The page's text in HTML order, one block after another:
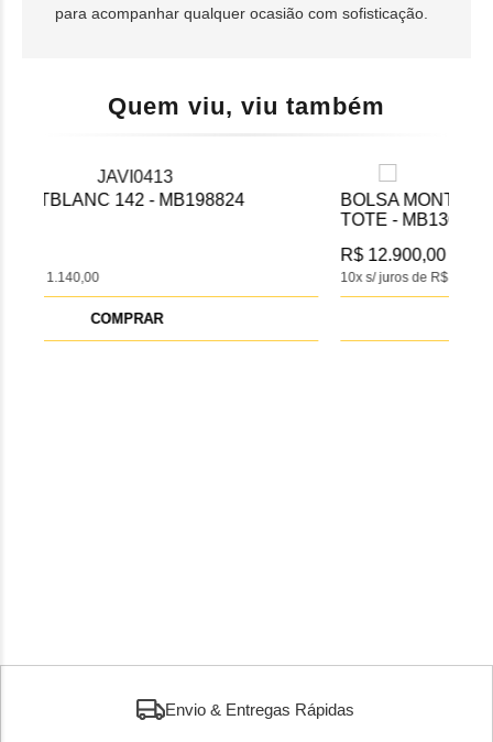
para acompanhar qualquer ocasião com sofisticação.
Quem viu, viu também
BOLSA MONTBLANC MEINSTERSTÜCK 4810
10x s/ juros de R$ 1.290,00
Envio & Entregas Rápidas